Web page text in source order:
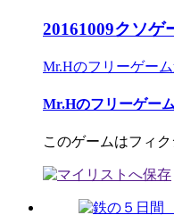
20161009クソゲ
Mr.Hのフリーゲー
Mr.Hのフリーゲー
このゲームはフィク